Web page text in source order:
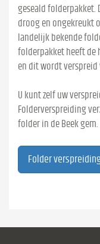
geseald folderpakket.
droog en ongekreukt
landelijk bekende
folderpakket heeft de
en dit wordt verspreid
U kunt zelf uw
Folderverspreiding
folder in de Beek gem.
Folder